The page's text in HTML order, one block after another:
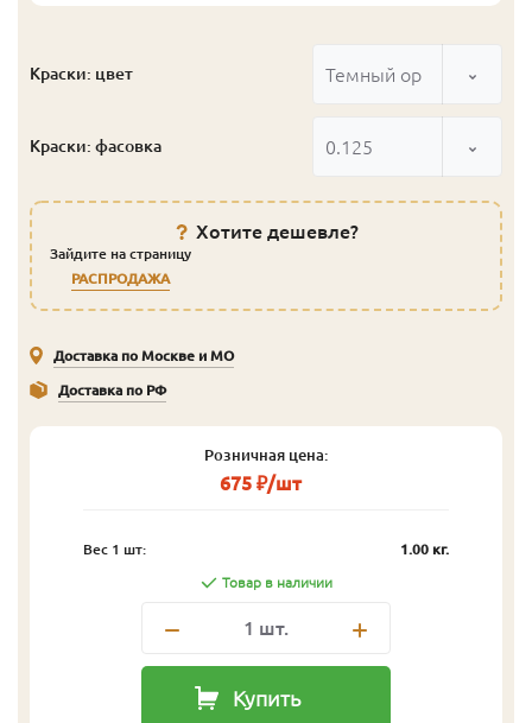
Краски: цвет Темный орех
Краски: фасовка 0.125
Хотите дешевле?
Зайдите на страницу
РАСПРОДАЖА
Доставка по Москве и МО
Доставка по РФ
Розничная цена:
675 ₽/шт
Вес 1 шт: 1.00 кг.
Товар в наличии
1 шт.
Купить